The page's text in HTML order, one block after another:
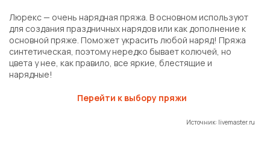
Люрекс — очень нарядная пряжа. В основном используют
для создания праздничных нарядов или как дополнение к
основной пряже. Поможет украсить любой наряд! Пряжа
синтетическая, поэтому нередко бывает колючей, но
цвета у нее, как правило, все яркие, блестящие и
нарядные!
Перейти к выбору пряжи
Источник: livemaster.ru